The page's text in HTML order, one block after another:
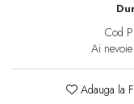
Cod
Ai
Adauga la